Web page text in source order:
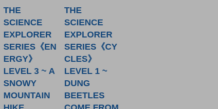
THE
SCIENCE
EXPLORER
SERIES《EN
ERGY》
LEVEL 3 ~ A
SNOWY
MOUNTAIN
THE
SCIENCE
EXPLORER
SERIES《CY
CLES》
LEVEL 1 ~
DUNG
BEETLES